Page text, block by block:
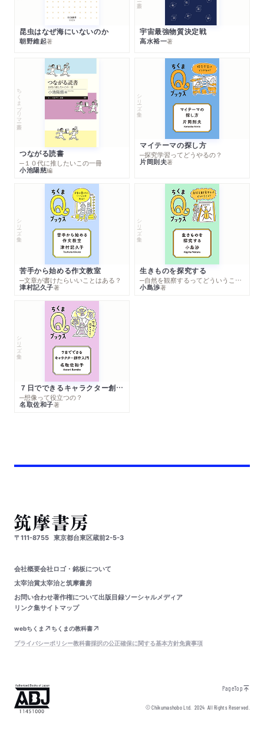
昆虫はなぜ海にいないのか
朝野維起著
宇宙最強物質決定戦
高水裕一著
ちくまプリマー新書
つながる読書
─１０代に推したいこの一冊
小池陽慈編
シリーズ・全集
マイテーマの探し方
─探究学習ってどうやるの？
片岡則夫著
シリーズ・全集
苦手から始める作文教室
─文章が書けたらいいことはある？
津村記久子著
シリーズ・全集
生きものを探究する
─自然を観察するってどういうこと？
小島渉著
シリーズ・全集
７日でできるキャラクター創作入門
─想像って役立つの？
名取佐和子著
〒111-8755 東京都台東区蔵前2-5-3
会社概要会社ロゴ・銘板について
太宰治賞太宰治と筑摩書房
お問い合わせ著作権について出版目録ソーシャルメディア
リンク集サイトマップ
webちくま
ちくまの教科書
プライバシーポリシー教科書採択の公正確保に関する基本方針免責事項
PageTop
© Chikumashobo Ltd.2024 All Rights Reserved.